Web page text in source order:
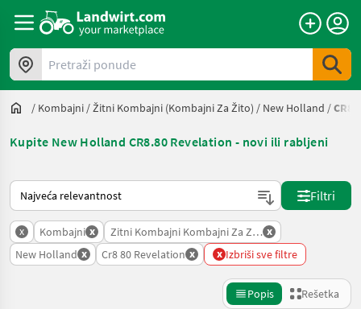
Pretraži ponude
/ Kombajni /Žitni Kombajni (kombajni Za Žito) / New Holland /
Kupite New Holland CR8.80 Revelation - novi ili rabljeni
Tako se sortira na Landwirt.com
Filtri
x Kombajni x Zitni Kombajni Kombajni Za Zitox
New Holland x Cr8 80 Revelation x x Izbriši sve filtre
Popis Rešetka